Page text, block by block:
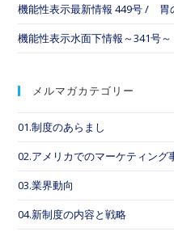
機能性表示最新情報 449号 /
機能性表示水面下情報～341号
メルマガカテゴリー
01.制度のあらまし
02.アメリカでのマーケティング
03.業界動向
04.新制度の内容と戦略